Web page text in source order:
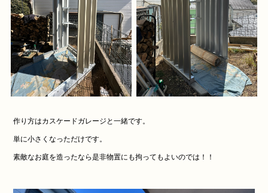
作り方はカスケードガレージと一緒です。
単に小さくなっただけです。
素敵なお庭を造ったなら是非物置にも拘ってもよいのでは！！